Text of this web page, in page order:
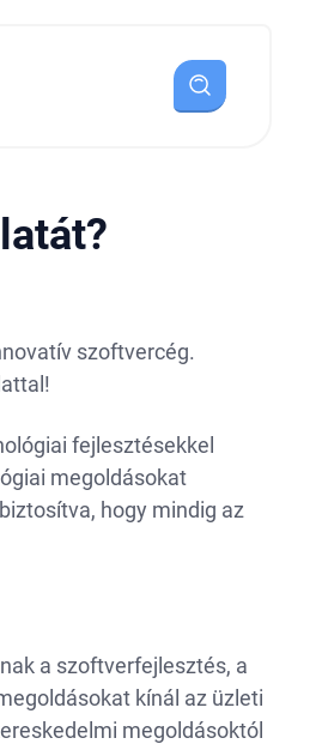
szoftvercég.
fejlesztésekkel
megoldásokat
hogy mindig az
a szoftverfejlesztés, a
kínál az üzleti
megoldásoktól